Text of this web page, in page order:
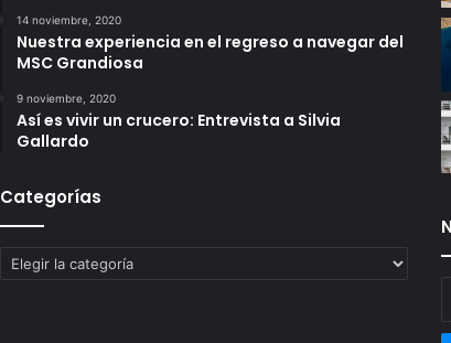
14 noviembre, 2020
Nuestra experiencia en el regreso a navegar del
MSC Grandiosa
9 noviembre, 2020
Así es vivir un crucero: Entrevista a Silvia
Gallardo
Categorías
Categorías